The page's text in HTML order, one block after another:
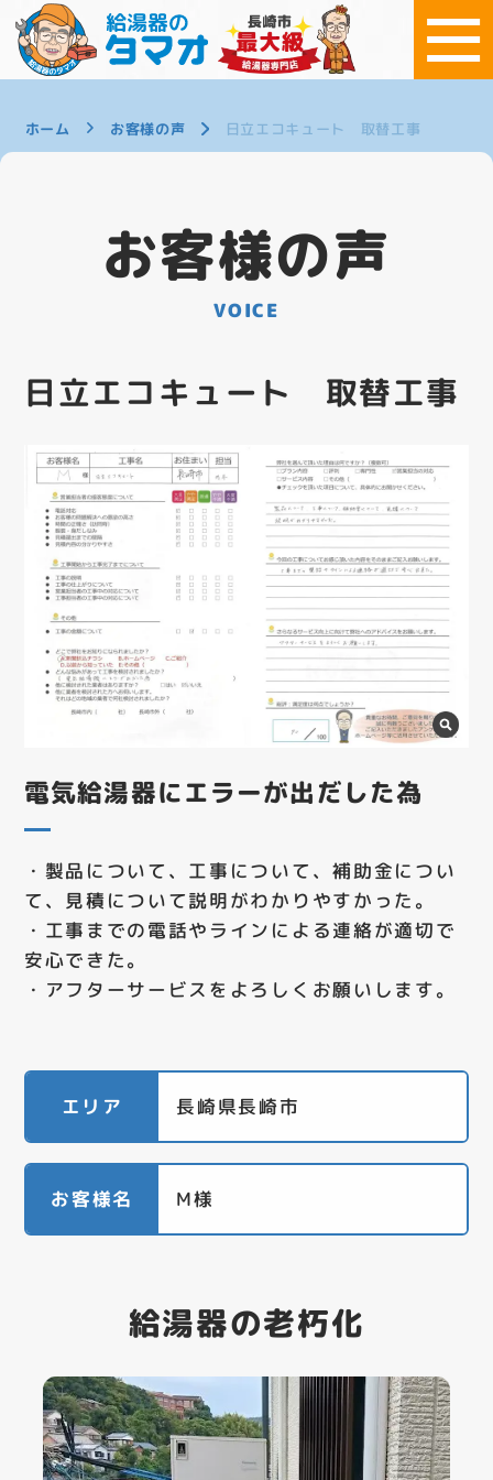
ホーム お客様の声 日立エコキュート 取替工事
お客様の声
VOICE
日立エコキュート 取替工事
電気給湯器にエラーが出だした為
・製品について、工事について、補助金につい
て、見積について説明がわかりやすかった。
・工事までの電話やラインによる連絡が適切で
安心できた。
・アフターサービスをよろしくお願いします。
エリア 長崎県長崎市
お客様名 M様
給湯器の老朽化